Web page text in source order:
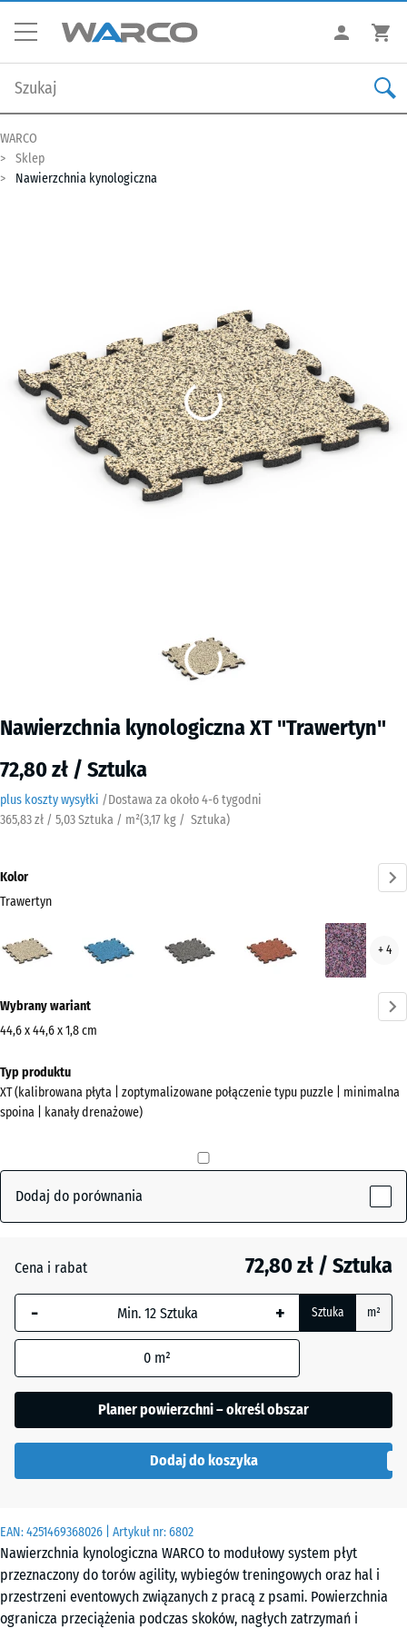
WARCO
Sklep
Nawierzchnia kynologiczna
Nawierzchnia kynologiczna XT "Trawertyn"
72,80 zł / Sztuka
plus koszty wysyłki /Dostawa za około4-6 tygodni
365,83 zł / 5,03 Sztuka / m²(3,17 kg / Sztuka)
EAN:4251469368026 | Artykuł nr:6802
Nawierzchnia kynologiczna WARCO to modułowy system płyt
przeznaczony do torów agility, wybiegów treningowych oraz hal i
przestrzeni eventowych związanych z pracą z psami. Powierzchnia
ogranicza przeciążenia podczas skoków, nagłych zatrzymań i
Kolor
Trawertyn
(active)
granit
+ 4
informacji
o
Pokaż
paletę
Trawertyn(active)
Etna
Rattan
Szary
granit
Wybrany wariant
44,6 x 44,6 x 1,8 cm
do
wysyłki
485
Wybrany,
niebiesko
obramowany
wymiar jest
obliczenia
zapotrzebowania
(chyba że w
danych produktu
44,6
x
44,6
x
1,8
Typ produktu
XT (kalibrowana płyta | zoptymalizowane połączenie typu puzzle | minimalna
spoina | kanały drenażowe)
Dodaj do porównania
Cena i rabat 72,80 zł / Sztuka
- + Sztuka m²
0 m²
Planer powierzchni – określ obszar
Dodaj do koszyka